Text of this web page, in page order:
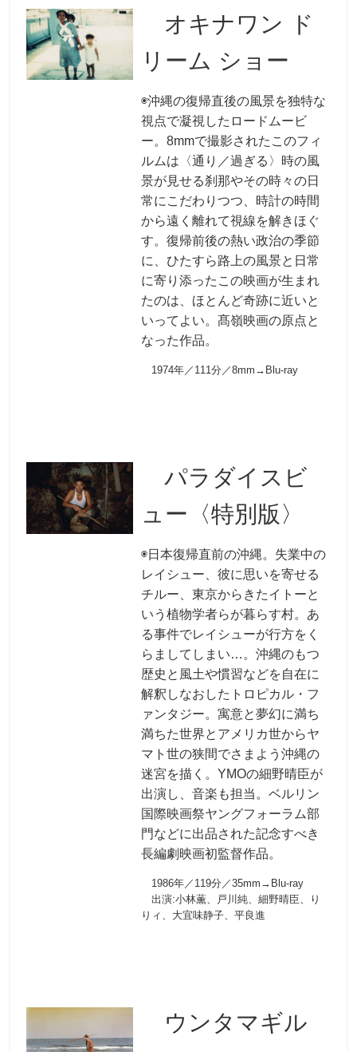
オキナワン ド
リーム ショー
◉沖縄の復帰直後の風景を独特な
視点で凝視したロードムービ
ー。8mmで撮影されたこのフィ
ルムは〈通り／過ぎる〉時の風
景が見せる刹那やその時々の日
常にこだわりつつ、時計の時間
から遠く離れて視線を解きほぐ
す。復帰前後の熱い政治の季節
に、ひたすら路上の風景と日常
に寄り添ったこの映画が生まれ
たのは、ほとんど奇跡に近いと
いってよい。髙嶺映画の原点と
なった作品。
1974年／111分／8mm→Blu-ray
パラダイスビ
ュー〈特別版〉
◉日本復帰直前の沖縄。失業中の
レイシュー、彼に思いを寄せる
チルー、東京からきたイトーと
いう植物学者らが暮らす村。あ
る事件でレイシューが行方をく
らましてしまい…。沖縄のもつ
歴史と風土や慣習などを自在に
解釈しなおしたトロピカル・フ
ァンタジー。寓意と夢幻に満ち
満ちた世界とアメリカ世からヤ
マト世の狭間でさまよう沖縄の
迷宮を描く。YMOの細野晴臣が
出演し、音楽も担当。ベルリン
国際映画祭ヤングフォーラム部
門などに出品された記念すべき
長編劇映画初監督作品。
1986年／119分／35mm→Blu-ray
出演:小林薫、戸川純、細野晴臣、り
りィ、大宜味静子、平良進
ウンタマギル